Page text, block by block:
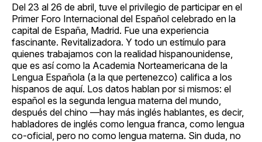
Del 23 al 26 de abril, tuve el privilegio de participar en el
Primer Foro Internacional del Español celebrado en la
capital de España, Madrid. Fue una experiencia
fascinante. Revitalizadora. Y todo un estímulo para
quienes trabajamos con la realidad hispanounidense,
que es así como la Academia Norteamericana de la
Lengua Española (a la que pertenezco) califica a los
hispanos de aquí. Los datos hablan por si mismos: el
español es la segunda lengua materna del mundo,
después del chino —hay más inglés hablantes, es decir,
habladores de inglés como lengua franca, como lengua
co-oficial, pero no como lengua materna. Sin duda, no